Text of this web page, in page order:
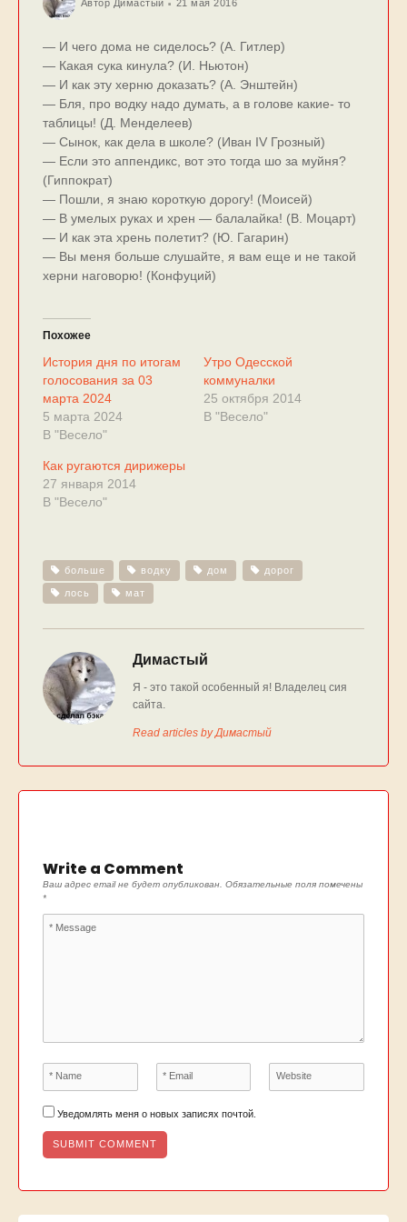
Автор Димастый 21 мая 2016
— И чего дома не сиделось? (А. Гитлер)
— Какая сука кинула? (И. Ньютон)
— И как эту херню доказать? (А. Энштейн)
— Бля, про водку надо думать, а в голове какие- то
таблицы! (Д. Менделеев)
— Сынок, как дела в школе? (Иван IV Грозный)
— Если это аппендикс, вот это тогда шо за муйня?
(Гиппократ)
— Пошли, я знаю короткую дорогу! (Моисей)
— В умелых руках и хрен — балалайка! (В. Моцарт)
— И как эта хрень полетит? (Ю. Гагарин)
— Вы меня больше слушайте, я вам еще и не такой
херни наговорю! (Конфуций)
Похожее
История дня по итогам
голосования за 03
марта 2024
5 марта 2024
В "Весело"
Утро Одесской
коммуналки
25 октября 2014
В "Весело"
Как ругаются дирижеры
27 января 2014
В "Весело"
больше водку дом дорог
лось мат
Димастый
Я - это такой особенный я! Владелец сия
сайта.
Read articles by Димастый
Write a Comment
Ваш адрес email не будет опубликован. Обязательные поля помечены
*
Уведомлять меня о новых записях почтой.